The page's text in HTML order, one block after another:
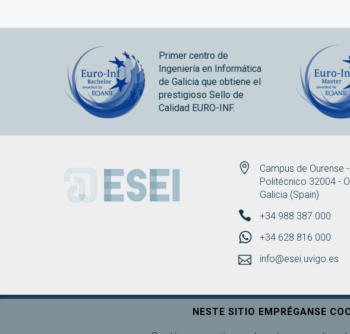
Primer centro de
Ingeniería en Informática
de Galicia que obtiene el
prestigioso Sello de
Calidad EURO-INF.
ESEI
Campus de Ourense
Politécnico 32004 -
Galicia (Spain)
+34 988 387 000
+34 628 816 000
info@esei.uvigo.es
NESTE SITIO EMPRÉGANSE